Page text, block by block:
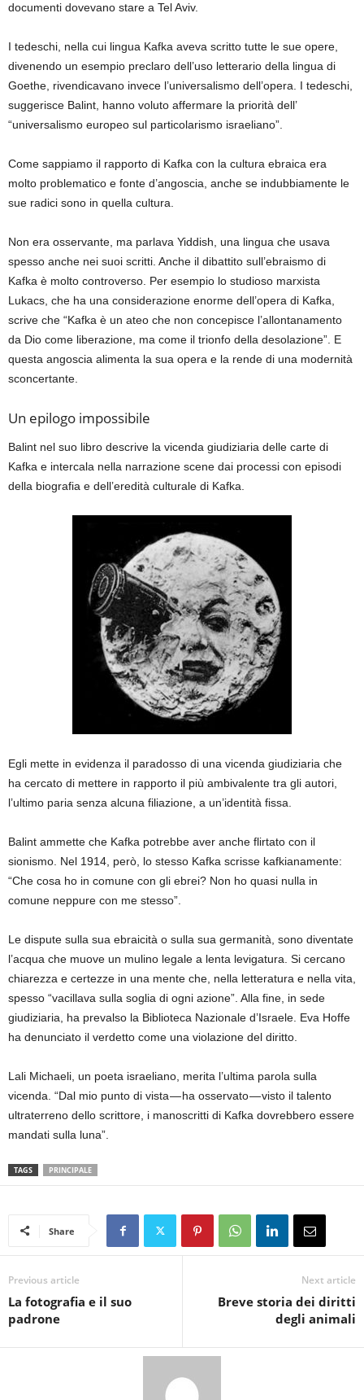
documenti dovevano stare a Tel Aviv.
I tedeschi, nella cui lingua Kafka aveva scritto tutte le sue opere,
divenendo un esempio preclaro dell’uso letterario della lingua di
Goethe, rivendicavano invece l’universalismo dell’opera. I tedeschi,
suggerisce Balint, hanno voluto affermare la priorità dell’
“universalismo europeo sul particolarismo israeliano”.
Come sappiamo il rapporto di Kafka con la cultura ebraica era
molto problematico e fonte d’angoscia, anche se indubbiamente le
sue radici sono in quella cultura.
Non era osservante, ma parlava Yiddish, una lingua che usava
spesso anche nei suoi scritti. Anche il dibattito sull’ebraismo di
Kafka è molto controverso. Per esempio lo studioso marxista
Lukacs, che ha una considerazione enorme dell’opera di Kafka,
scrive che “Kafka è un ateo che non concepisce l’allontanamento
da Dio come liberazione, ma come il trionfo della desolazione”. E
questa angoscia alimenta la sua opera e la rende di una modernità
sconcertante.
Un epilogo impossibile
Balint nel suo libro descrive la vicenda giudiziaria delle carte di
Kafka e intercala nella narrazione scene dai processi con episodi
della biografia e dell’eredità culturale di Kafka.
Egli mette in evidenza il paradosso di una vicenda giudiziaria che
ha cercato di mettere in rapporto il più ambivalente tra gli autori,
l’ultimo paria senza alcuna filiazione, a un’identità fissa.
Balint ammette che Kafka potrebbe aver anche flirtato con il
sionismo. Nel 1914, però, lo stesso Kafka scrisse kafkianamente:
“Che cosa ho in comune con gli ebrei? Non ho quasi nulla in
comune neppure con me stesso”.
Le dispute sulla sua ebraicità o sulla sua germanità, sono diventate
l’acqua che muove un mulino legale a lenta levigatura. Si cercano
chiarezza e certezze in una mente che, nella letteratura e nella vita,
spesso “vacillava sulla soglia di ogni azione”. Alla fine, in sede
giudiziaria, ha prevalso la Biblioteca Nazionale d’Israele. Eva Hoffe
ha denunciato il verdetto come una violazione del diritto.
Lali Michaeli, un poeta israeliano, merita l’ultima parola sulla
vicenda. “Dal mio punto di vista — ha osservato — visto il talento
ultraterreno dello scrittore, i manoscritti di Kafka dovrebbero essere
mandati sulla luna”.
TAGS PRINCIPALE
Share
Previous article
La fotografia e il suo
padrone
Next article
Breve storia dei diritti
degli animali